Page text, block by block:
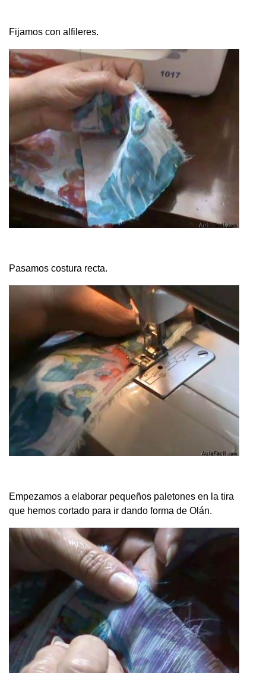
Fijamos con alfileres.
Pasamos costura recta.
Empezamos a elaborar pequeños paletones en la tira
que hemos cortado para ir dando forma de Olán.